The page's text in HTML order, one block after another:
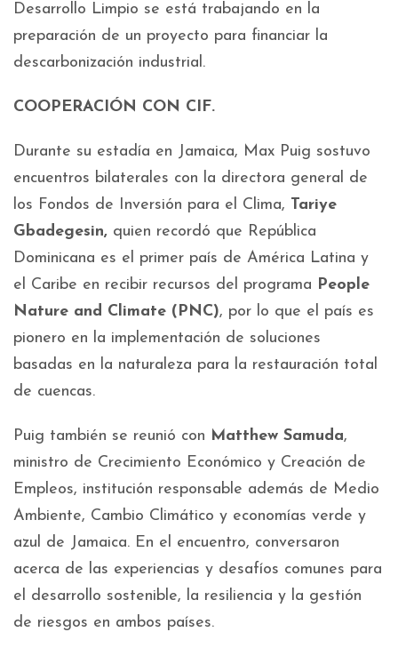
Desarrollo Limpio se está trabajando en la
preparación de un proyecto para financiar la
descarbonización industrial.
COOPERACIÓN CON CIF.
Durante su estadía en Jamaica, Max Puig sostuvo
encuentros bilaterales con la directora general de
los Fondos de Inversión para el Clima, Tariye
Gbadegesin, quien recordó que República
Dominicana es el primer país de América Latina y
el Caribe en recibir recursos del programa People
Nature and Climate (PNC), por lo que el país es
pionero en la implementación de soluciones
basadas en la naturaleza para la restauración total
de cuencas.
Puig también se reunió con Matthew Samuda,
ministro de Crecimiento Económico y Creación de
Empleos, institución responsable además de Medio
Ambiente, Cambio Climático y economías verde y
azul de Jamaica. En el encuentro, conversaron
acerca de las experiencias y desafíos comunes para
el desarrollo sostenible, la resiliencia y la gestión
de riesgos en ambos países.